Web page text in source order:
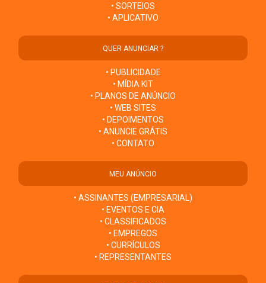
• SORTEIOS
• APLICATIVO
QUER ANUNCIAR ?
• PUBLICIDADE
• MÍDIA KIT
• PLANOS DE ANÚNCIO
• WEB SITES
• DEPOIMENTOS
• ANUNCIE GRÁTIS
• CONTATO
MEU ANÚNCIO
• ASSINANTES (EMPRESARIAL)
• EVENTOS E CIA
• CLASSIFICADOS
• EMPREGOS
• CURRÍCULOS
• REPRESENTANTES